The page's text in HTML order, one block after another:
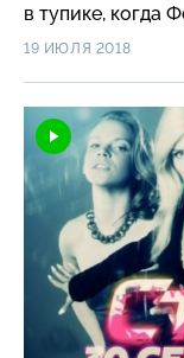
в тупике, когда
побега с Алмаз.
19 ИЮЛЯ 2018